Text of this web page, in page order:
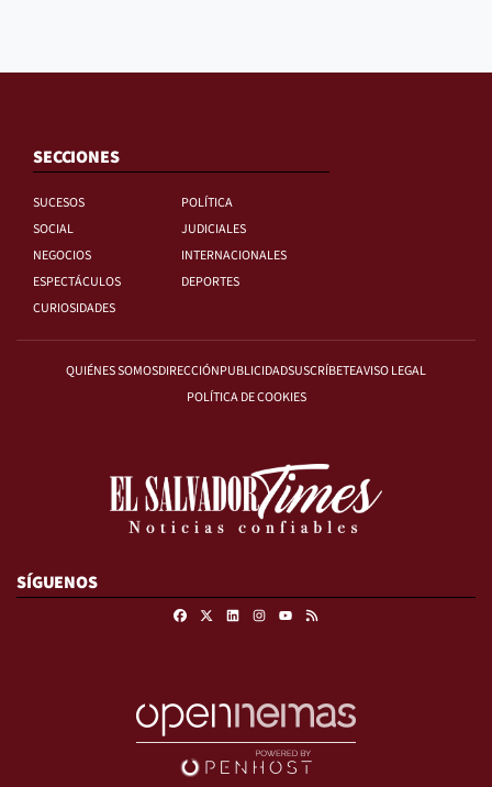
SECCIONES
SUCESOS
POLÍTICA
SOCIAL
JUDICIALES
NEGOCIOS
INTERNACIONALES
ESPECTÁCULOS
DEPORTES
CURIOSIDADES
QUIÉNES SOMOSDIRECCIÓNPUBLICIDADSUSCRÍBETEAVISO LEGAL
POLÍTICA DE COOKIES
SÍGUENOS
FacebookLinkedinInstagram